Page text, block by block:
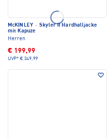
McKINLEY · Skyler II Hardhalljacke
mit Kapuze
Herren
€ 199,99
UVP* € 349,99